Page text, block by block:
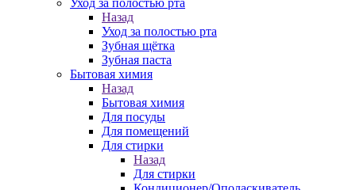
Уход за полостью рта
Назад
Уход за полостью рта
Зубная щётка
Зубная паста
Бытовая химия
Назад
Бытовая химия
Для посуды
Для помещений
Для стирки
Назад
Для стирки